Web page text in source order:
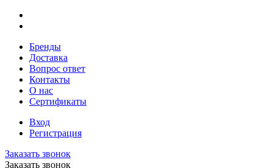
Бренды
Доставка
Вопрос ответ
Контакты
О нас
Сертификаты
Вход
Регистрация
Заказать звонок
Заказать звонок